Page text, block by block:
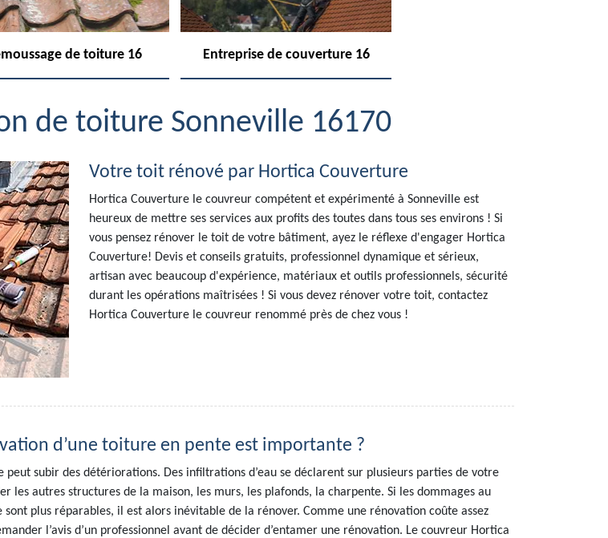
de toiture 16 Entreprise de couverture 16
de toiture Sonneville 16170
Votre toit rénové par Hortica Couverture
Hortica Couverture le couvreur compétent et expérimenté à Sonneville est
heureux de mettre ses services aux profits des toutes dans tous ses environs ! Si
vous pensez rénover le toit de votre bâtiment, ayez le réflexe d'engager Hortica
Couverture! Devis et conseils gratuits, professionnel dynamique et sérieux,
artisan avec beaucoup d'expérience, matériaux et outils professionnels, sécurité
durant les opérations maîtrisées ! Si vous devez rénover votre toit, contactez
Hortica Couverture le couvreur renommé près de chez vous !
d’une toiture en pente est importante ?
peut subir des détériorations. Des infiltrations d’eau se déclarent sur plusieurs parties de votre
les autres structures de la maison, les murs, les plafonds, la charpente. Si les dommages au
plus réparables, il est alors inévitable de la rénover. Comme une rénovation coûte assez
l’avis d’un professionnel avant de décider d’entamer une rénovation. Le couvreur Hortica